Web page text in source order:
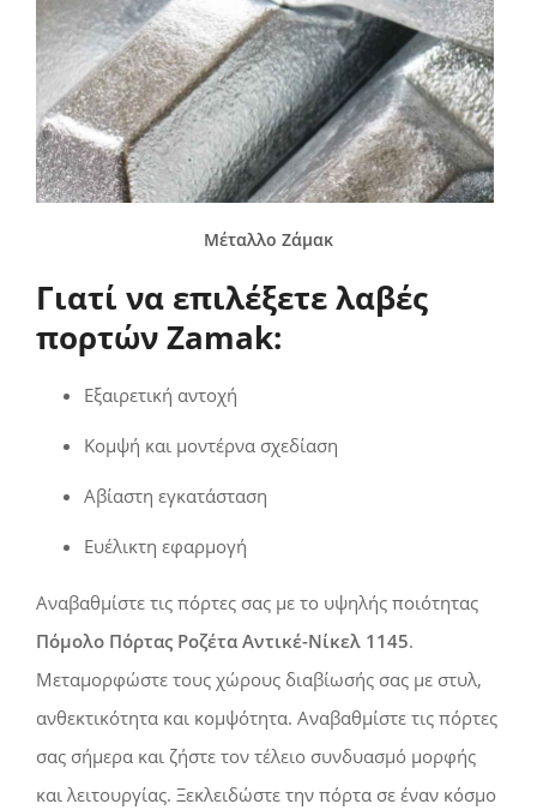
Μέταλλο Ζάμακ
Γιατί να επιλέξετε λαβές
πορτών Zamak:
Εξαιρετική αντοχή
Κομψή και μοντέρνα σχεδίαση
Αβίαστη εγκατάσταση
Ευέλικτη εφαρμογή
Αναβαθμίστε τις πόρτες σας με το υψηλής ποιότητας
Πόμολο Πόρτας Ροζέτα Αντικέ-Νίκελ 1145.
Μεταμορφώστε τους χώρους διαβίωσής σας με στυλ,
ανθεκτικότητα και κομψότητα. Αναβαθμίστε τις πόρτες
σας σήμερα και ζήστε τον τέλειο συνδυασμό μορφής
και λειτουργίας. Ξεκλειδώστε την πόρτα σε έναν κόσμο